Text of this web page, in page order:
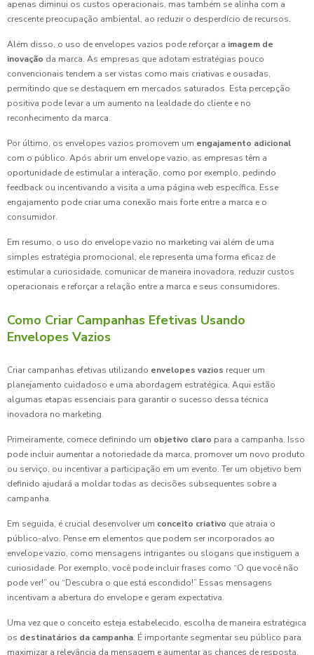
apenas diminui os custos operacionais, mas também se alinha com a
crescente preocupação ambiental, ao reduzir o desperdício de recursos.
Além disso, o uso de envelopes vazios pode reforçar a imagem de
inovação da marca. As empresas que adotam estratégias pouco
convencionais tendem a ser vistas como mais criativas e ousadas,
permitindo que se destaquem em mercados saturados. Esta percepção
positiva pode levar a um aumento na lealdade do cliente e no
reconhecimento da marca.
Por último, os envelopes vazios promovem um engajamento adicional
com o público. Após abrir um envelope vazio, as empresas têm a
oportunidade de estimular a interação, como por exemplo, pedindo
feedback ou incentivando a visita a uma página web específica. Esse
engajamento pode criar uma conexão mais forte entre a marca e o
consumidor.
Em resumo, o uso do envelope vazio no marketing vai além de uma
simples estratégia promocional; ele representa uma forma eficaz de
estimular a curiosidade, comunicar de maneira inovadora, reduzir custos
operacionais e reforçar a relação entre a marca e seus consumidores.
Como Criar Campanhas Efetivas Usando
Envelopes Vazios
Criar campanhas efetivas utilizando envelopes vazios requer um
planejamento cuidadoso e uma abordagem estratégica. Aqui estão
algumas etapas essenciais para garantir o sucesso dessa técnica
inovadora no marketing.
Primeiramente, comece definindo um objetivo claro para a campanha. Isso
pode incluir aumentar a notoriedade da marca, promover um novo produto
ou serviço, ou incentivar a participação em um evento. Ter um objetivo bem
definido ajudará a moldar todas as decisões subsequentes sobre a
campanha.
Em seguida, é crucial desenvolver um conceito criativo que atraia o
público-alvo. Pense em elementos que podem ser incorporados ao
envelope vazio, como mensagens intrigantes ou slogans que instiguem a
curiosidade. Por exemplo, você pode incluir frases como “O que você não
pode ver!” ou “Descubra o que está escondido!” Essas mensagens
incentivam a abertura do envelope e geram expectativa.
Uma vez que o conceito esteja estabelecido, escolha de maneira estratégica
os destinatários da campanha. É importante segmentar seu público para
maximizar a relevância da mensagem e aumentar as chances de resposta.